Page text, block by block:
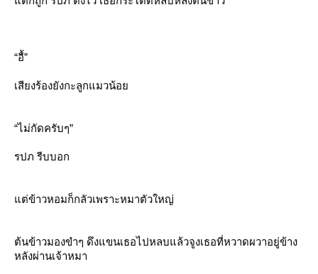
“อื้”
เสียงร้องยังกะลูกแมวน้อ
“ไม่กัดครับๆ”
รปภ รีบบอก
ต่ข้าวหอมก็กลัวเพราะหมาตัวใหญ่
ต้นข้าวมองขำๆ ดึงแขนเธอไปหลบแล้วจูงเธอที่หวาดผวาอยู่ข้าง
หลังผ่านเจ้าหมา